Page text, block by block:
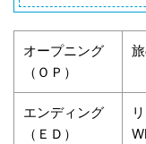
オープニング
（ＯＰ）
エンディング
（ＥＤ）